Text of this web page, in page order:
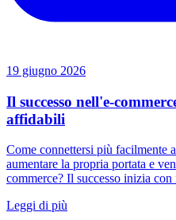
19 giugno 2026
Il successo nell'e-
affidabili
Come connettersi più facilmente
aumentare la propria portata e
commerce? Il successo inizia
Leggi di più